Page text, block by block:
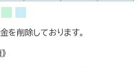
削除しております。